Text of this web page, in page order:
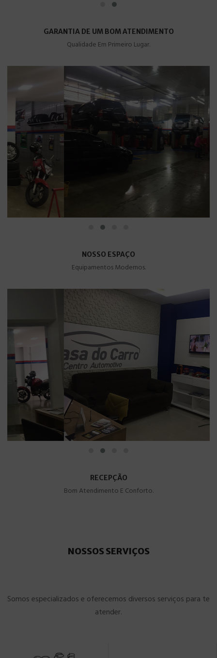
GARANTIA DE UM BOM ATENDIMENTO
Qualidade Em Primeiro Lugar.
NOSSO ESPAÇO
Equipamentos Modernos.
RECEPÇÃO
Bom Atendimento E Conforto.
NOSSOS SERVIÇOS
Somos especializados e oferecemos diversos serviços para te
atender.